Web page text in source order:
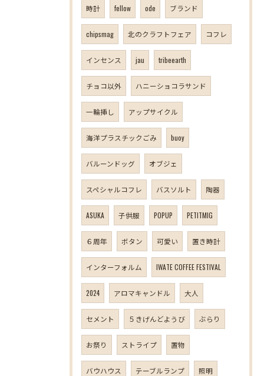
時計 fellow ode ブランド
chipsmag 北のクラフトフェア コフレ
インセンス jau tribeearth
チョコ以外 ハニーショコラサンド
一輪挿し アップサイクル
海洋プラスチックごみ buoy
バルーンドッグ オブジェ
スペシャルコフレ バスソルト 陶器
ASUKA 子供服 POPUP PETITMIG
６周年 ボタン 可愛い 置き時計
インターフォルム IWATE COFFEE FESTIVAL
2024 アロマキャンドル 大人
セメント ５きげんどようび ぶらり
お祭り ストライプ 置物
バウハウス テーブルランプ 照明